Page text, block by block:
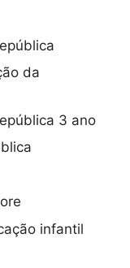
da
3 ano
infantil